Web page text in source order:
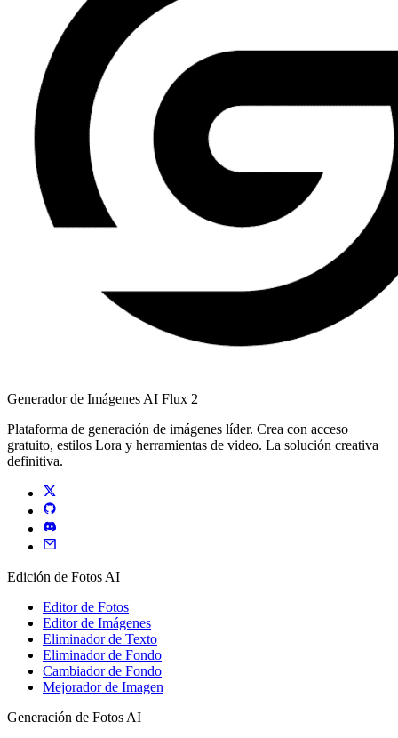
Generador de Imágenes AI Flux 2
Plataforma de generación de imágenes líder. Crea con acceso
gratuito, estilos Lora y herramientas de video. La solución creativa
definitiva.
Edición de Fotos AI
Editor de Fotos
Editor de Imágenes
Eliminador de Texto
Eliminador de Fondo
Cambiador de Fondo
Mejorador de Imagen
Generación de Fotos AI